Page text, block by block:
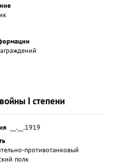
I степени
__.__.1919
противотанковый
полк